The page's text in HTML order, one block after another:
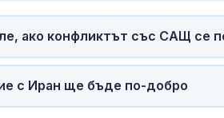
ако конфликтът със САЩ се
с Иран ще бъде по-добро